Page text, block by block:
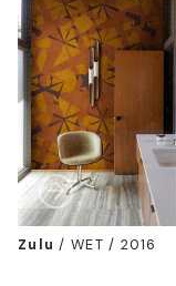
Zulu / WET / 2016